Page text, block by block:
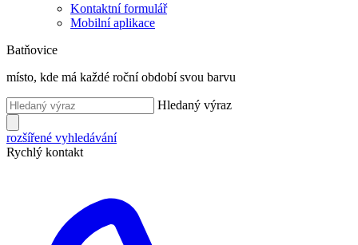
Kontaktní formulář
Mobilní aplikace
Batňovice
místo, kde má každé roční období svou barvu
Hledaný výraz
rozšířené vyhledávání
Rychlý kontakt